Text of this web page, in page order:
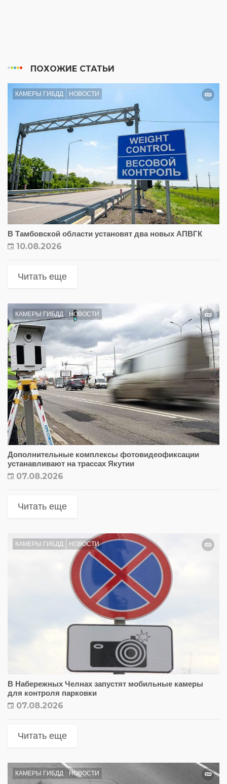
ПОХОЖИЕ СТАТЬИ
КАМЕРЫ ГИБДД НОВОСТИ
В Тамбовской области установят два новых АПВГК
10.08.2026
Читать еще
КАМЕРЫ ГИБДД НОВОСТИ
Дополнительные комплексы фотовидеофиксации
устанавливают на трассах Якутии
07.08.2026
Читать еще
КАМЕРЫ ГИБДД НОВОСТИ
В Набережных Челнах запустят мобильные камеры
для контроля парковки
07.08.2026
Читать еще
КАМЕРЫ ГИБДД НОВОСТИ